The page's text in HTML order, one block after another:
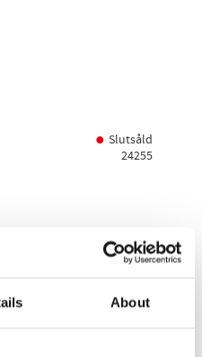
About
Slutsåld
24255
Användning
Trapanisalt med frisk
och för kryddning av